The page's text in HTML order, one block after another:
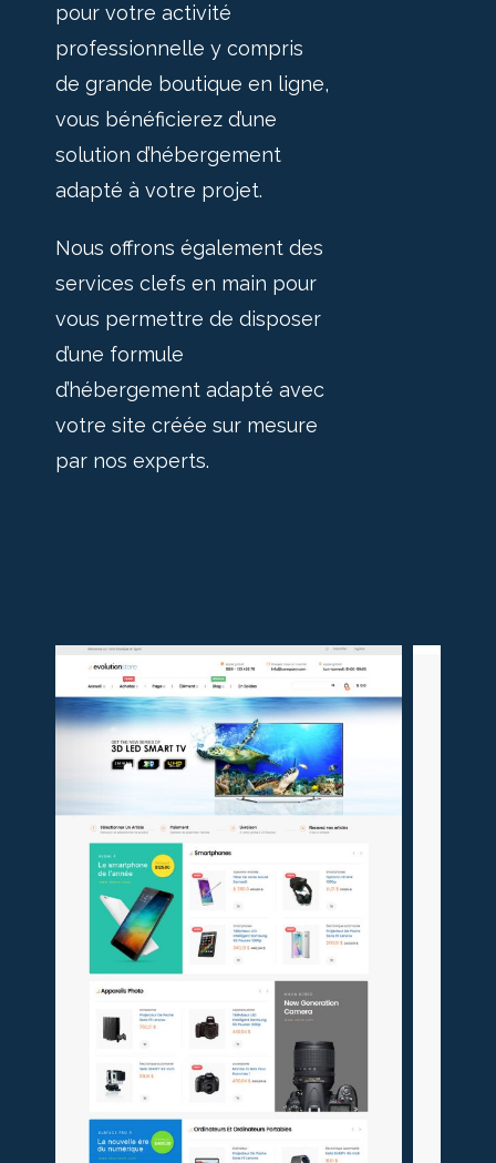
pour votre activité
professionnelle y compris
de grande boutique en ligne,
vous bénéficierez d’une
solution d’hébergement
adapté à votre projet.
Nous offrons également des
services clefs en main pour
vous permettre de disposer
d’une formule
d’hébergement adapté avec
votre site créée sur mesure
par nos experts.